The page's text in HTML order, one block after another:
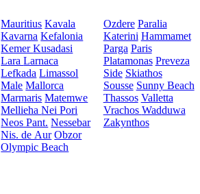
Mauritius Kavala
Kavarna Kefalonia
KemerKusadasi
LaraLarnaca
Lefkada Limassol
Male Mallorca
Marmaris Matemwe
MelliehaNei Pori
Neos Pant. Nessebar
Nis. de Aur Obzor
Olympic Beach
Ozdere Paralia
Katerini Hammamet
Parga Paris
Platamonas Preveza
Side Skiathos
Sousse Sunny Beach
Thassos Valletta
Vrachos Wadduwa
Zakynthos